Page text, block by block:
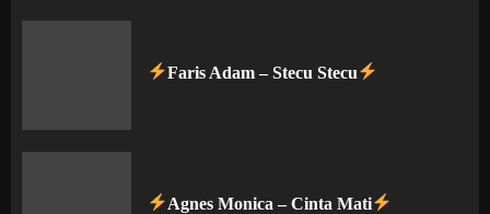
Faris Adam – Stecu Stecu
Agnes Monica – Cinta Mati